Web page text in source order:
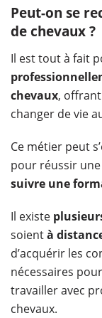
Peut-on se
de chevaux ?
Il est tout à fait
chevaux,
changer de vie
Ce métier peut
pour réussir
suivre une
Il existe
soientà
d’acquérir les
nécessaires
travailler avec
chevaux.